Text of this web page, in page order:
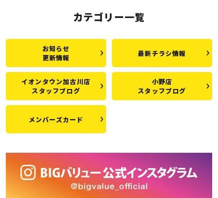
カテゴリー一覧
お知らせ
更新情報
最新チラシ情報
イオンタウン加古川店
スタッフブログ
小野店
スタッフブログ
メンバーズカード